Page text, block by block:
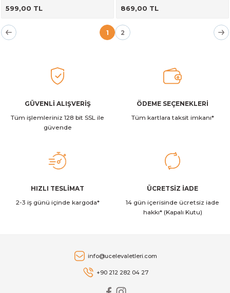
599,00 TL 869,00 TL
1 2
GÜVENLİ ALIŞVERİŞ
Tüm işlemleriniz 128 bit SSL ile
güvende
ÖDEME SEÇENEKLERİ
Tüm kartlara taksit imkanı*
HIZLI TESLİMAT
2-3 iş günü içinde kargoda*
ÜCRETSİZ İADE
14 gün içerisinde ücretsiz iade
hakkı* (Kapalı Kutu)
info@ucelevaletleri.com
+90 212 282 04 27